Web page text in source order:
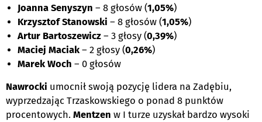
Joanna Senyszyn – 8 głosów (1,05%)
Krzysztof Stanowski – 8 głosów (1,05%)
Artur Bartoszewicz – 3 głosy (0,39%)
Maciej Maciak – 2 głosy (0,26%)
Marek Woch – 0 głosów
Nawrocki umocnił swoją pozycję lidera na Zadębiu,
wyprzedzając Trzaskowskiego o ponad 8 punktów
procentowych. Mentzen w I turze uzyskał bardzo wysoki